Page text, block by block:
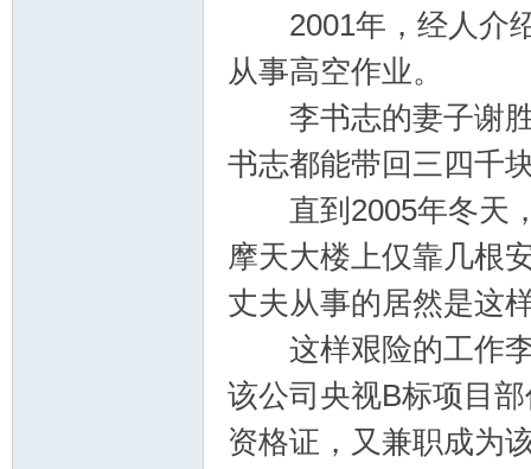
2001年，经人介绍
从事高空作业。
李书志的妻子谢胜
书志都能带回三四千
直到2005年冬天，
摩天大楼上仅靠几根
丈夫从事的居然是这
这样艰险的工作李
该公司央视B标项目
资格证，又兼职成为